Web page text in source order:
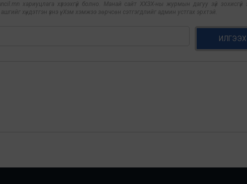
хариуцлага хүлээхгүй болно. Манай сайт ХХЗХ-ны журмын дагуу зүй зохисгүй
хүндэтгэн үзнэ үү. Хэм хэмжээ зөрчсөн сэтгэгдлийг админ устгах эрхтэй.
ИЛГЭЭХ